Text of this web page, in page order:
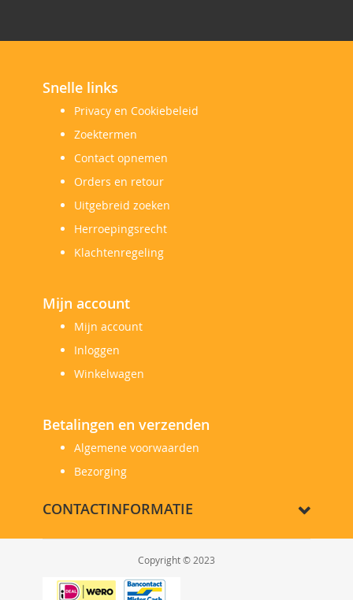
Snelle links
Privacy en Cookiebeleid
Zoektermen
Contact opnemen
Orders en retour
Uitgebreid zoeken
Herroepingsrecht
Klachtenregeling
Mijn account
Mijn account
Inloggen
Winkelwagen
Betalingen en verzenden
Algemene voorwaarden
Bezorging
CONTACTINFORMATIE
Copyright © 2023